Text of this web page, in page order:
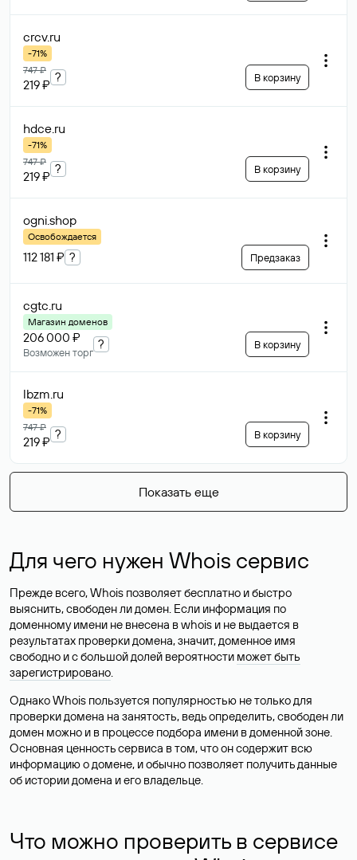
crcv.ru
-71%
747 ₽
219 ₽
? В корзину
hdce.ru
-71%
747 ₽
219 ₽
? В корзину
ogni.shop
Освобождается
112 181 ₽ ? Предзаказ
cgtc.ru
Магазин доменов
206 000 ₽
Возможен торг
? В корзину
lbzm.ru
-71%
747 ₽
219 ₽
? В корзину
Показать еще
Для чего нужен Whois сервис
Прежде всего, Whois позволяет бесплатно и быстро
выяснить, свободен ли домен. Если информация по
доменному имени не внесена в whois и не выдается в
результатах проверки домена, значит, доменное имя
свободно и с большой долей вероятности может быть
зарегистрировано.
Однако Whois пользуется популярностью не только для
проверки домена на занятость, ведь определить, свободен ли
домен можно и в процессе подбора имени в доменной зоне.
Основная ценность сервиса в том, что он содержит всю
информацию о домене, и обычно позволяет получить данные
об истории домена и его владельце.
Что можно проверить в сервисе